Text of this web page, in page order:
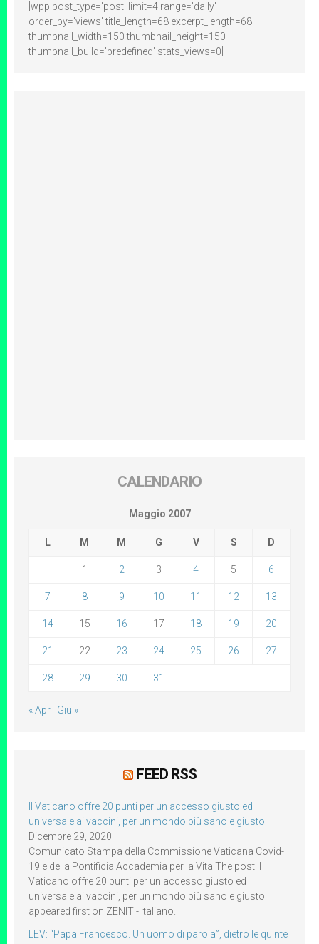
[wpp post_type='post' limit=4 range='daily'
order_by='views' title_length=68 excerpt_length=68
thumbnail_width=150 thumbnail_height=150
thumbnail_build='predefined' stats_views=0]
CALENDARIO
Maggio 2007
L M M G V S D
1 2 3 4 5 6
7 8 9 10 11 12 13
14 15 16 17 18 19 20
21 22 23 24 25 26 27
28 29 30 31
« Apr Giu »
FEED RSS
Il Vaticano offre 20 punti per un accesso giusto ed
universale ai vaccini, per un mondo più sano e giusto
Dicembre 29, 2020
Comunicato Stampa della Commissione Vaticana Covid-
19 e della Pontificia Accademia per la Vita The post Il
Vaticano offre 20 punti per un accesso giusto ed
universale ai vaccini, per un mondo più sano e giusto
appeared first on ZENIT - Italiano.
LEV: “Papa Francesco. Un uomo di parola”, dietro le quinte